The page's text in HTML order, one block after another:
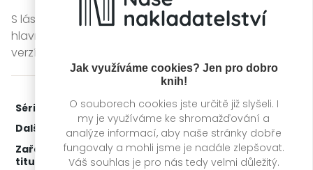
Jak využíváme cookies? Jen pro dobro
knih!
O souborech cookies jste určitě již slyšeli. I
my je využíváme ke shromažďování a
analýze informací, aby naše stránky dobře
fungovaly a mohli jsme je nadále zlepšovat.
Váš souhlas je pro nás tedy velmi důležitý.
S láskou, Agneta je příběh o naději, pomíjivosti, ale
hlavně o velké lásce a odvaze stát se tou nejlepší
verzí sebe sama.
Série: Agneta
2. díl z 2
Další díly:
1.Ostatní matky
Zařažení
titulu:
Kategorie >Světová literatura